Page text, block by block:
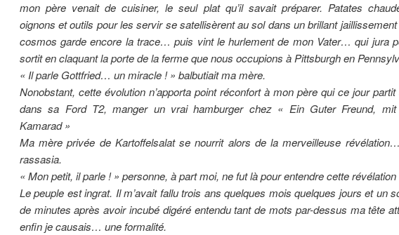
mon père venait de cuisiner, le seul plat qu’il savait préparer. Patates
oignons et outils pour les servir se satellisèrent au sol dans un brillant
cosmos garde encore la trace… puis vint le hurlement de mon Vater… qui jura
sortit en claquant la porte de la ferme que nous occupions à Pittsburgh en
« Il parle Gottfried… un miracle ! » balbutiait ma mère.
Nonobstant, cette évolution n’apporta point réconfort à mon père qui ce jour partit
dans sa Ford T2, manger un vrai hamburger chez « Ein Guter Freund, mit
Kamarad »
Ma mère privée de Kartoffelsalat se nourrit alors de la merveilleuse
rassasia.
« Mon petit, il parle ! » personne, à part moi, ne fut là pour entendre cette
Le peuple est ingrat. Il m’avait fallu trois ans quelques mois quelques jours et un
de minutes après avoir incubé digéré entendu tant de mots par-dessus ma tête
enfin je causais… une formalité.